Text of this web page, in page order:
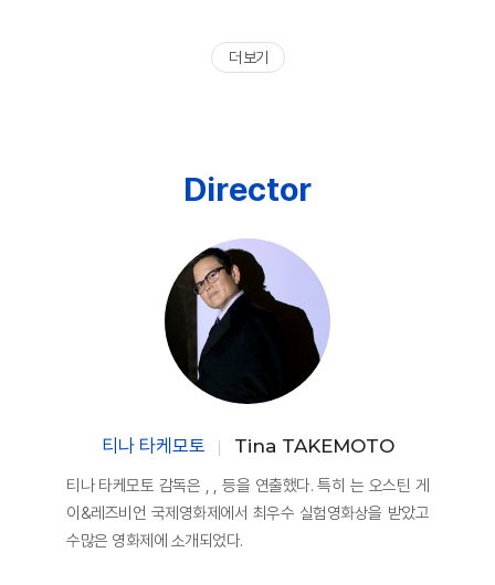
더 보기
Director
티나 타케모토 Tina TAKEMOTO
티나 타케모토 감독은 , , 등을 연출했다. 특히 는 오스틴 게
이&레즈비언 국제영화제에서 최우수 실험영화상을 받았고
수많은 영화제에 소개되었다.